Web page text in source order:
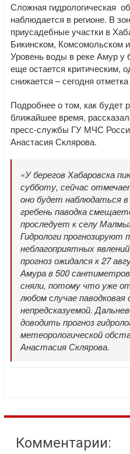
Сложная гидрологическая
наблюдается в регионе. В
приусадебные участки в
Бикинском, Комсомольском
Уровень воды в реке Амур у
еще остается критическим,
снижается – сегодня
Подробнее о том, как будет
ближайшее время,
пресс-службы ГУ МЧС
Анастасия Склярова.
«У берегов Хабаровска
субботу, сейчас
оно будет наблюдаться
гребень паводка
проследует к селу
Гидрологи
неблагоприятных
прогноз ожидался к 27
Амура в 500
сняли, потому что уже
любом случае
непредсказуемой.
доводить прогноз
метеорологической
Анастасия Склярова.
Комментарии: